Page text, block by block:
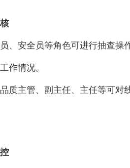
、安全员等角色可进行抽查操
作情况。
质主管、副主任、主任等可